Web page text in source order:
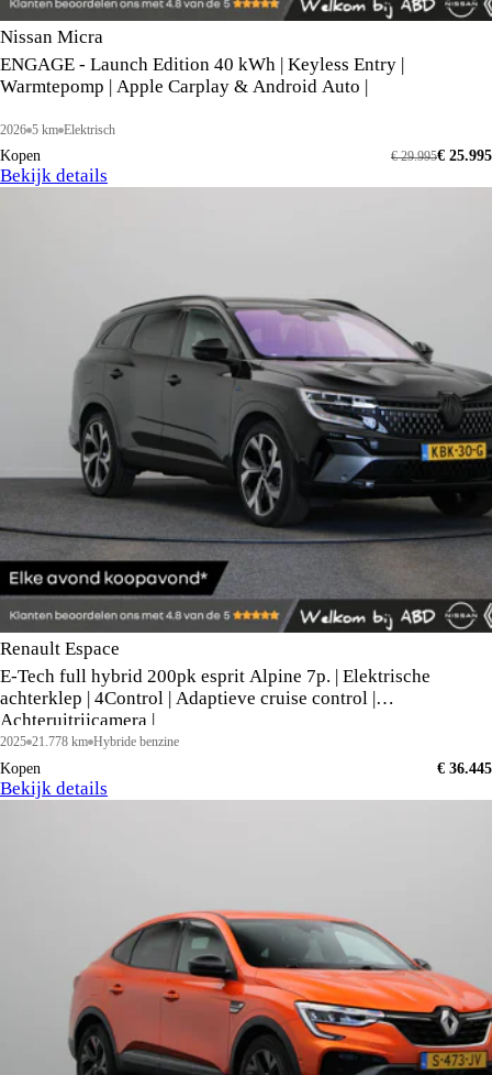
Nissan Micra
ENGAGE - Launch Edition 40 kWh | Keyless Entry |
Warmtepomp | Apple Carplay & Android Auto |
2026 5 km Elektrisch
Kopen € 25.995
€ 29.995
Bekijk details
Renault Espace
E-Tech full hybrid 200pk esprit Alpine 7p. | Elektrische
achterklep | 4Control | Adaptieve cruise control |
Achteruitrijcamera |
2025 21.778 km Hybride benzine
Kopen € 36.445
Bekijk details